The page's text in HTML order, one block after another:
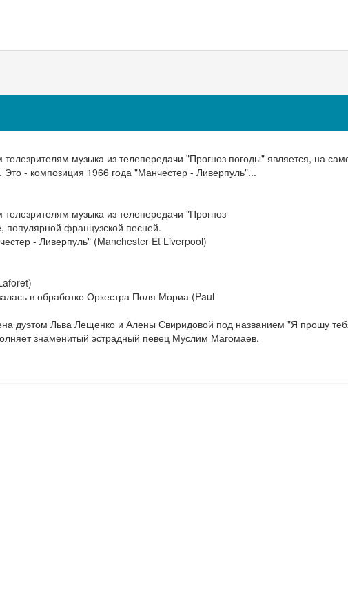
музыка из телепередачи "Прогноз погоды" является, на
- композиция 1966 года "Манчестер - Ливерпуль"...
музыка из телепередачи "Прогноз
популярной французской песней.
- Ливерпуль" (Manchester Et Liverpool)
в обработке Оркестра Поля Мориа (Paul
дуэтом Льва Лещенко и Алены Свиридовой под названием "Я прошу
знаменитый эстрадный певец Муслим Магомаев.